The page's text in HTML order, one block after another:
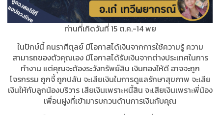
ท่านที่เกิดวันที่ 15 ต.ค.-14 พย
ในปักษ์นี้ คนราศีตุลย์ มีโอกาสได้เงินจากการใช้ความรู้ ความ
สามารถของตัวคุณเอง มีโอกาสได้รับเงินจากต่างประเทศในการ
ทำงาน แต่คุณจะต้องระวังทรัพย์สิน เงินทองให้ดี อาจจะถูก
โจรกรรม ถูกจี้ ถูกปล้น จะเสียเงินในการดูแลรักษาสุขภาพ จะเสีย
เงินให้กับลูกน้องบริวาร เสียเงินเพราะหนี้สิน จะเสียเงินเพราะพี่น้อง
เพื่อนฝูงที่เข้ามารบกวนด้านการเงินกับคุณ